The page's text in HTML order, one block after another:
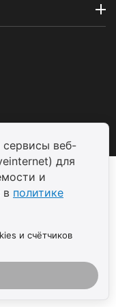
веб-
для
и
в политике
и счётчиков